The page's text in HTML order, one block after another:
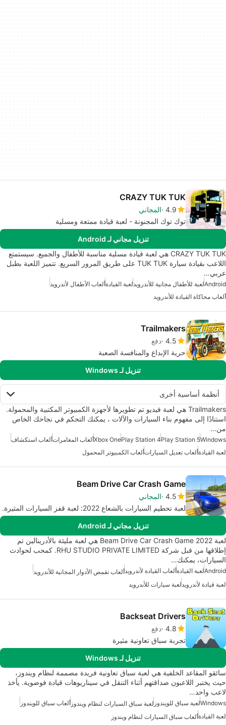
CRAZY TUK TUK
4.9 المجاني
توك توك المجنونة - لعبة قيادة ممتعة ومسلية
تنزيل مجاني لـ Android
CRAZY TUK TUK هي لعبة قيادة مسلية مناسبة للأطفال والجميع. سيستمتع
اللاعب بقيادة سيارة TUK TUK على طريق المرور السريع. تتميز اللعبة بطبل
عربي…
Androidلعبة للأطفال مجانية للأندرويدلعبة القيادةألعاب الأطفال لأندرويد
ألعاب محاكاة القيادة للأندرويد
Trailmakers
4.5 دفع
حرية الإبداع والمنافسة الصعبة
تنزيل لـ Windows
أنظمة أساسية أخرى
Trailmakers هي لعبة فيديو تم تطويرها لأجهزة الكمبيوتر المكتبية والمحمولة.
استنادًا إلى مفهوم بناء السيارات والآلات ، يمكنك التحكم في نجاحك الخاص
من…
Windows
Play Station 5
Play Station 4
Xbox Oneألعاب المغامراتألعاب استكشاف
لعبة القيادةألعاب تعديل السياراتألعاب الكمبيوتر المحمول
Beam Drive Car Crash Game
4.5 المجاني
لعبة تحطيم السيارات بالشعاع 2022: لعبة قفز السيارات المثيرة.
تنزيل مجاني لـ Android
لعبة Beam Drive Car Crash Game 2022 هي لعبة مليئة بالأدرينالين تم
إطلاقها من قبل شركة RHU STUDIO PRIVATE LIMITED. كمحب لحوادث
السيارات، يمكنك…
Androidلعبة القيادةألعاب القيادة لأندرويدألعاب تقمص الأدوار المجانية للأندرويد
لعبة قيادة لأندرويد لعبة سيارات للأندرويد
Backseat Drivers
4.8 دفع
تجربة سباق تعاونية مثيرة
تنزيل لـ Windows
سائقو المقاعد الخلفية هي لعبة سباق تعاونية فريدة مصممة لنظام ويندوز،
حيث يختبر اللاعبون صداقتهم أثناء التنقل في سيناريوهات قيادة فوضوية. يأخذ
لاعب واحد…
Windowsلعبة سباق للويندوز لعبة سباق السيارات لنظام ويندوز ألعاب سباق للويندوز
لعبة القيادةألعاب سباق السيارات لنظام ويندوز